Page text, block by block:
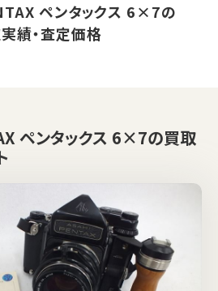
ペンタックス 6×7の
績・査定価格
ペンタックス 6×7の買取